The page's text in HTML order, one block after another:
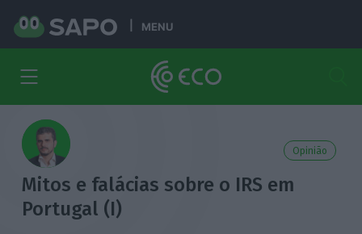
MENU
Opinião
Mitos e falácias sobre o IRS em
Portugal (I)